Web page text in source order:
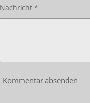
Nachricht *
Kommentar absenden